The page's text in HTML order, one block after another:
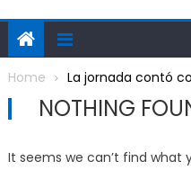
Home La jornada contó
NOTHING
It seems we can’t find what